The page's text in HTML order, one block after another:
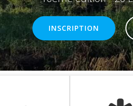
INSCRIPTION